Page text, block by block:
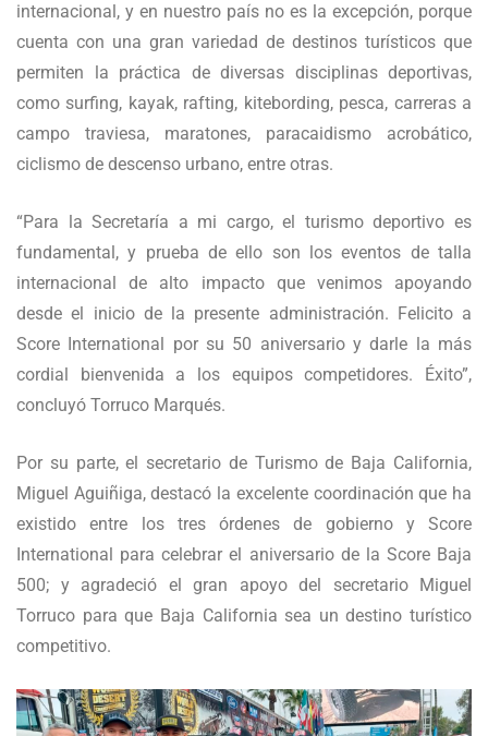
internacional, y en nuestro país no es la excepción, porque
cuenta con una gran variedad de destinos turísticos que
permiten la práctica de diversas disciplinas deportivas,
como surfing, kayak, rafting, kitebording, pesca, carreras a
campo traviesa, maratones, paracaidismo acrobático,
ciclismo de descenso urbano, entre otras.
“Para la Secretaría a mi cargo, el turismo deportivo es
fundamental, y prueba de ello son los eventos de talla
internacional de alto impacto que venimos apoyando
desde el inicio de la presente administración. Felicito a
Score International por su 50 aniversario y darle la más
cordial bienvenida a los equipos competidores. Éxito”,
concluyó Torruco Marqués.
Por su parte, el secretario de Turismo de Baja California,
Miguel Aguiñiga, destacó la excelente coordinación que ha
existido entre los tres órdenes de gobierno y Score
International para celebrar el aniversario de la Score Baja
500; y agradeció el gran apoyo del secretario Miguel
Torruco para que Baja California sea un destino turístico
competitivo.